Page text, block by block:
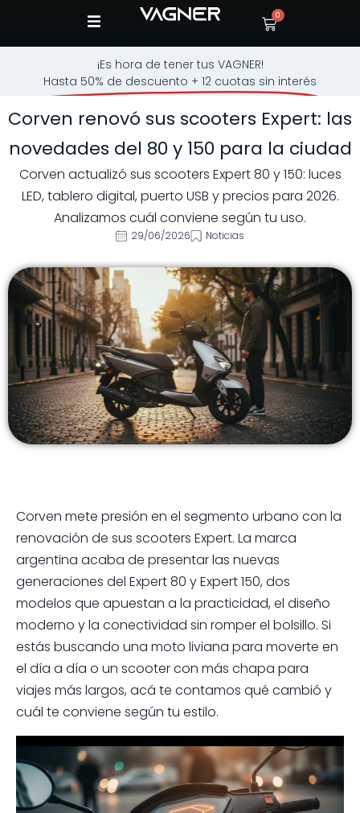
0
¡Es hora de tener tus VAGNER!
Hasta 50% de descuento + 12 cuotas sin interés
Corven renovó sus scooters Expert: las
novedades del 80 y 150 para la ciudad
Corven actualizó sus scooters Expert 80 y 150: luces
LED, tablero digital, puerto USB y precios para 2026.
Analizamos cuál conviene según tu uso.
29/06/2026 Noticias
Corven mete presión en el segmento urbano con la
renovación de sus scooters Expert. La marca
argentina acaba de presentar las nuevas
generaciones del Expert 80 y Expert 150, dos
modelos que apuestan a la practicidad, el diseño
moderno y la conectividad sin romper el bolsillo. Si
estás buscando una moto liviana para moverte en
el día a día o un scooter con más chapa para
viajes más largos, acá te contamos qué cambió y
cuál te conviene según tu estilo.